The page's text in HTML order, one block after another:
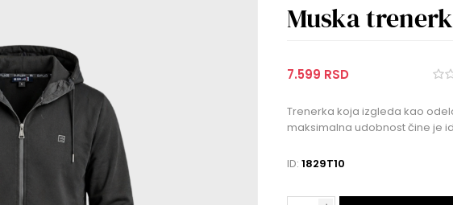
Muska
7.599 RSD
Trenerka koja izgleda kao
maksimalna udobnost čine je
ID: 1829T10